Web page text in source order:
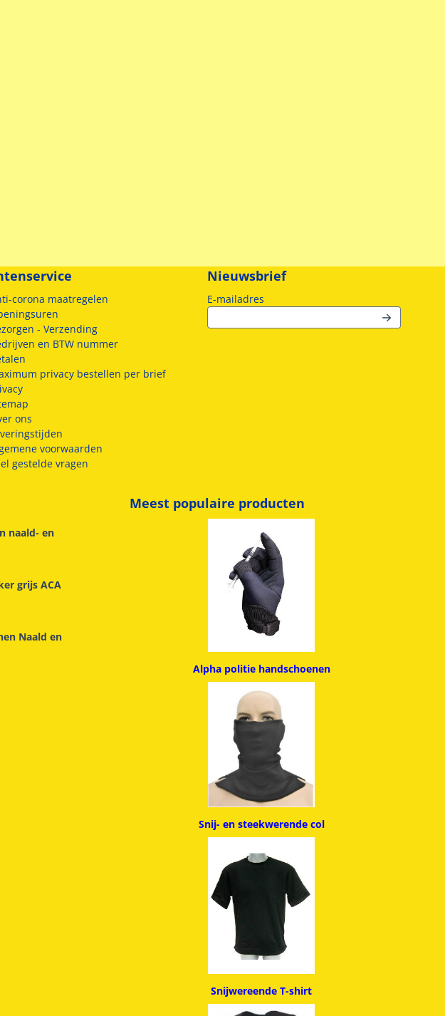
corona maatregelen
- Verzending
en BTW nummer
privacy bestellen per brief
ons
voorwaarden
gestelde vragen
Nieuwsbrief
E-mailadresVul je e-mailadres in voor de
naald- en
grijs ACA
Naald en
Meest populaire producten
Alpha politie handschoenen
Snij- en steekwerende col
Snijwereende T-shirt